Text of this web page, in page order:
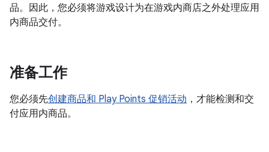
品。因此，您必须将游戏设计为在游戏内商店之外处理应用
内商品交付。
准备工作
您必须先创建商品和 Play Points 促销活动 ，才能检测和交
付应用内商品。